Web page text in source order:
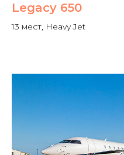
Legacy 650
13 мест, Heavy Jet